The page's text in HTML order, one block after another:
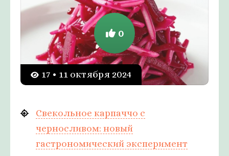
17 • 11 октября 2024
0
Свекольное карпаччо с
черносливом: новый
гастрономический эксперимент